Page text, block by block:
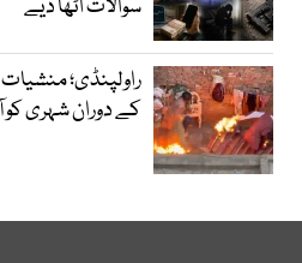
سوالات اٹھا دیے
راولپنڈی؛
کے دوران شہری